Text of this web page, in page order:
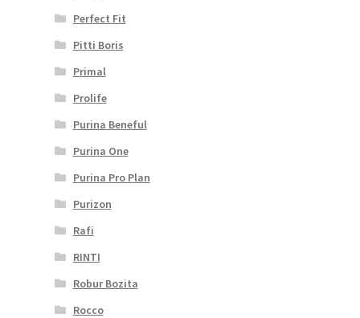
Perfect Fit
Pitti Boris
Primal
Prolife
Purina Beneful
Purina One
Purina Pro Plan
Purizon
Rafi
RINTI
Robur Bozita
Rocco